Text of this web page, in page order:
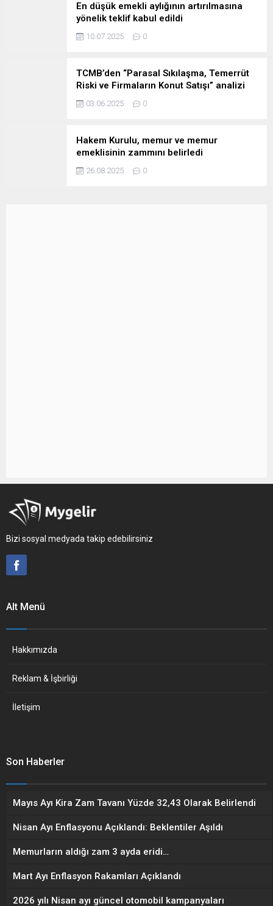
En düşük emekli aylığının artırılmasına
yönelik teklif kabul edildi
10.07.2025 0
TCMB’den “Parasal Sıkılaşma, Temerrüt
Riski ve Firmaların Konut Satışı” analizi
03.06.2025 0
Hakem Kurulu, memur ve memur
emeklisinin zammını belirledi
26.08.2025 0
Bizi sosyal medyada takip edebilirsiniz
Alt Menü
Hakkımızda
Reklam & İşbirliği
İletişim
Son Haberler
Mayıs Ayı Kira Zam Tavanı Yüzde 32,43 Olarak Belirlendi
Nisan Ayı Enflasyonu Açıklandı: Beklentiler Aşıldı
Memurların aldığı zam 3 ayda eridi…
Mart Ayı Enflasyon Rakamları Açıklandı
2026 yılı Nisan ayı güncel otomobil kampanyaları